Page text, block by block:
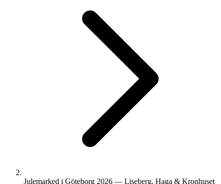
Julemarked i Göteborg 2026 — Liseberg, Haga & Kronhuset